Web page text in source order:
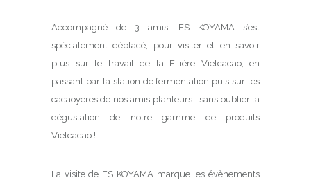
Accompagné de 3 amis, ES KOYAMA s’est
spécialement déplacé, pour visiter et en savoir
plus sur le travail de la Filière Vietcacao, en
passant par la station de fermentation puis sur les
cacaoyères de nos amis planteurs… sans oublier la
dégustation de notre gamme de produits
Vietcacao !
La visite de ES KOYAMA marque les évènements